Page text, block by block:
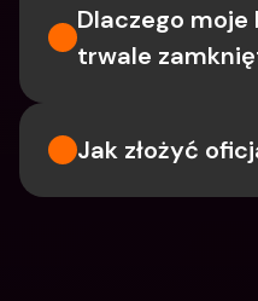
Dlaczego moje
trwale
Jak złożyć